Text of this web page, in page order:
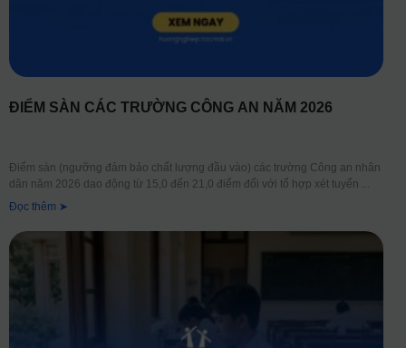
ĐIỂM SÀN CÁC TRƯỜNG CÔNG AN NĂM 2026
Điểm sàn (ngưỡng đảm bảo chất lượng đầu vào) các trường Công an nhân
dân năm 2026 dao động từ 15,0 đến 21,0 điểm đối với tổ hợp xét tuyển
Đọc thêm ➤